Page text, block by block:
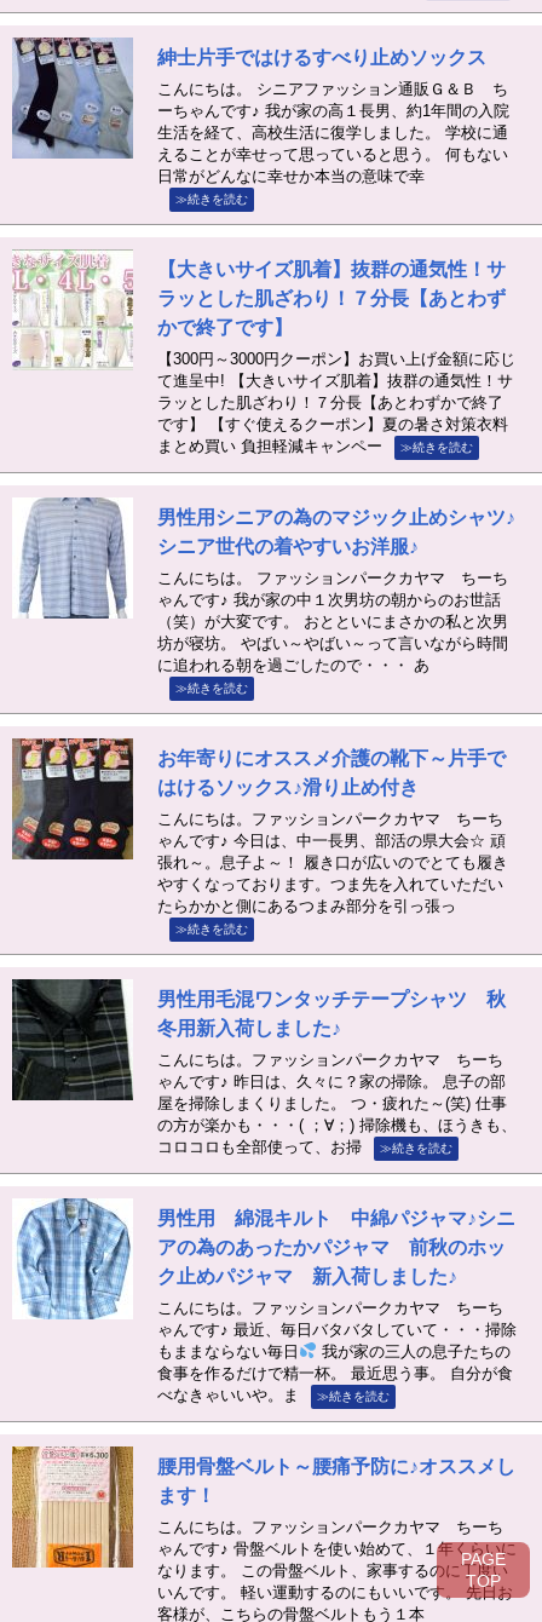
紳士片手ではけるすべり止めソックス
こんにちは。 シニアファッション通販Ｇ＆Ｂ ち
ーちゃんです♪ 我が家の高１長男、約1年間の入院
生活を経て、高校生活に復学しました。 学校に通
えることが幸せって思っていると思う。 何もない
日常がどんなに幸せか本当の意味で幸
≫続きを読む
【大きいサイズ肌着】抜群の通気性！サ
ラッとした肌ざわり！７分長【あとわず
かで終了です】
【300円～3000円クーポン】お買い上げ金額に応じ
て進呈中! 【大きいサイズ肌着】抜群の通気性！サ
ラッとした肌ざわり！７分長【あとわずかで終了
です】 【すぐ使えるクーポン】夏の暑さ対策衣料
まとめ買い 負担軽減キャンペー
≫続きを読む
男性用シニアの為のマジック止めシャツ♪
シニア世代の着やすいお洋服♪
こんにちは。 ファッションパークカヤマ ちーち
ゃんです♪ 我が家の中１次男坊の朝からのお世話
（笑）が大変です。 おとといにまさかの私と次男
坊が寝坊。 やばい～やばい～って言いながら時間
に追われる朝を過ごしたので・・・ あ
≫続きを読む
お年寄りにオススメ介護の靴下～片手で
はけるソックス♪滑り止め付き
こんにちは。ファッションパークカヤマ ちーち
ゃんです♪ 今日は、中一長男、部活の県大会☆ 頑
張れ～。息子よ～！ 履き口が広いのでとても履き
やすくなっております。つま先を入れていただい
たらかかと側にあるつまみ部分を引っ張っ
≫続きを読む
男性用毛混ワンタッチテープシャツ 秋
冬用新入荷しました♪
こんにちは。ファッションパークカヤマ ちーち
ゃんです♪ 昨日は、久々に？家の掃除。 息子の部
屋を掃除しまくりました。 つ・疲れた～(笑) 仕事
の方が楽かも・・・( ；∀；) 掃除機も、ほうきも、
コロコロも全部使って、お掃
≫続きを読む
男性用 綿混キルト 中綿パジャマ♪シニ
アの為のあったかパジャマ 前秋のホッ
ク止めパジャマ 新入荷しました♪
こんにちは。ファッションパークカヤマ ちーち
ゃんです♪ 最近、毎日バタバタしていて・・・掃除
もままならない毎日
我が家の三人の息子たちの
食事を作るだけで精一杯。 最近思う事。 自分が食
べなきゃいいや。ま
≫続きを読む
腰用骨盤ベルト～腰痛予防に♪オススメし
ます！
こんにちは。ファッションパークカヤマ ちーち
ゃんです♪ 骨盤ベルトを使い始めて、１年くらいに
なります。 この骨盤ベルト、家事するのに丁度い
いんです。 軽い運動するのにもいいです。 先日お
客様が、こちらの骨盤ベルトもう１本
PAGE
TOP